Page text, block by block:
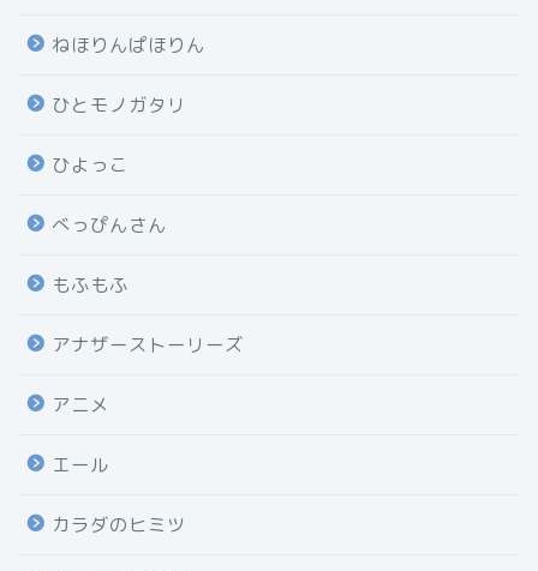
ねほりんぱほりん
ひとモノガタリ
ひよっこ
べっぴんさん
もふもふ
アナザーストーリーズ
アニメ
エール
カラダのヒミツ